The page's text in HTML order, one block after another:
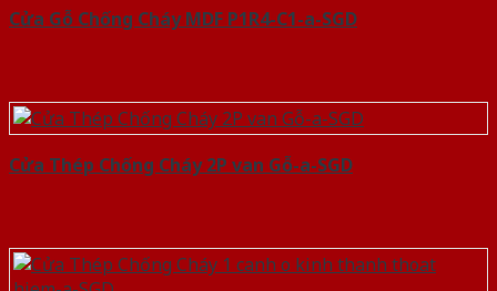
Cửa Gỗ Chống Cháy MDF P1R4-C1-a-SGD
Cửa Thép Chống Cháy 2P van Gỗ-a-SGD